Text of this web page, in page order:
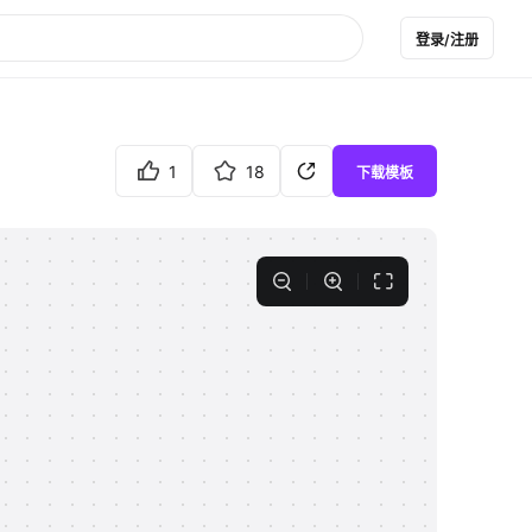
登录/注册
1 18 下载模板